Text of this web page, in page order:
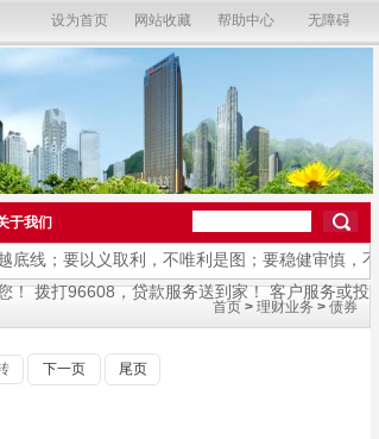
无障碍
帮助中心
网站收藏
设为首页
于我们
线；要以义取利，不唯利是图；要稳健审慎，不
拨打96608，贷款服务送到家！ 客户服务或投诉电
首页 > 理财业务 > 债券
下一页 尾页